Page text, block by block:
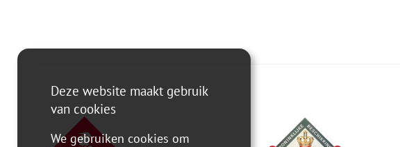
Deze website maakt gebruik
van cookies
We gebruiken cookies om